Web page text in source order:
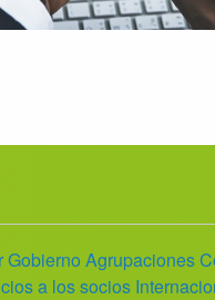
Gobierno Agrupaciones
a los socios